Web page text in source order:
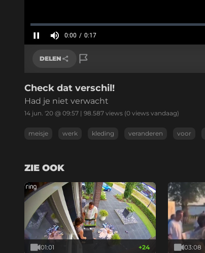
Huidige
tijd
0:00 / 0:17
Geladen:
0%
DELEN
Link kopiëren
Check dat verschil!
Had je niet verwacht
14 jun. '20 @ 09:57 | 98.587 views (0 views vandaag)
meisje werk kleding veranderen voor
ZIE OOK
01:01 +24 03:08